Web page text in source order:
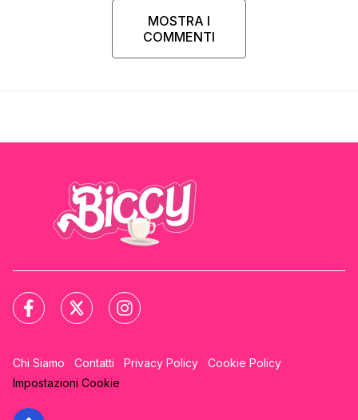
MOSTRA I
COMMENTI
Chi Siamo Contatti Privacy Policy
Cookie Policy
Impostazioni Cookie